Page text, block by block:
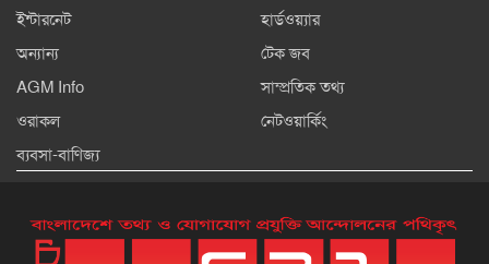
ইন্টারনেট
হার্ডওয়্যার
অন্যান্য
টেক জব
AGM Info
সাম্প্রতিক তথ্য
ওরাকল
নেটওয়ার্কিং
ব্যবসা-বাণিজ্য